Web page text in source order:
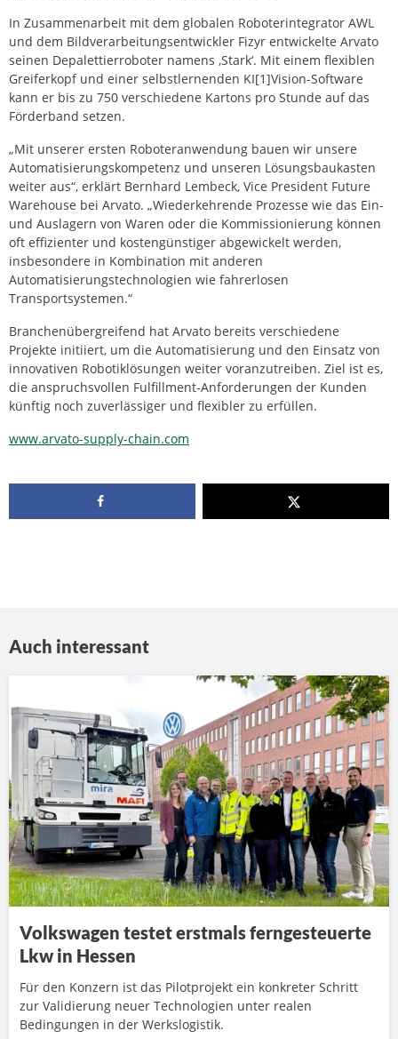
In Zusammenarbeit mit dem globalen Roboterintegrator AWL
und dem Bildverarbeitungsentwickler Fizyr entwickelte Arvato
seinen Depalettierroboter namens ‚Stark‘. Mit einem flexiblen
Greiferkopf und einer selbstlernenden KI[1]Vision-Software
kann er bis zu 750 verschiedene Kartons pro Stunde auf das
Förderband setzen.
„Mit unserer ersten Roboteranwendung bauen wir unsere
Automatisierungskompetenz und unseren Lösungsbaukasten
weiter aus“, erklärt Bernhard Lembeck, Vice President Future
Warehouse bei Arvato. „Wiederkehrende Prozesse wie das Ein-
und Auslagern von Waren oder die Kommissionierung können
oft effizienter und kostengünstiger abgewickelt werden,
insbesondere in Kombination mit anderen
Automatisierungstechnologien wie fahrerlosen
Transportsystemen.“
Branchenübergreifend hat Arvato bereits verschiedene
Projekte initiiert, um die Automatisierung und den Einsatz von
innovativen Robotiklösungen weiter voranzutreiben. Ziel ist es,
die anspruchsvollen Fulfillment-Anforderungen der Kunden
künftig noch zuverlässiger und flexibler zu erfüllen.
www.arvato-supply-chain.com
Auch interessant
Volkswagen testet erstmals ferngesteuerte
Lkw in Hessen
Für den Konzern ist das Pilotprojekt ein konkreter Schritt
zur Validierung neuer Technologien unter realen
Bedingungen in der Werkslogistik.